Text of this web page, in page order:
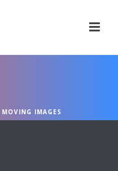
IMAGES